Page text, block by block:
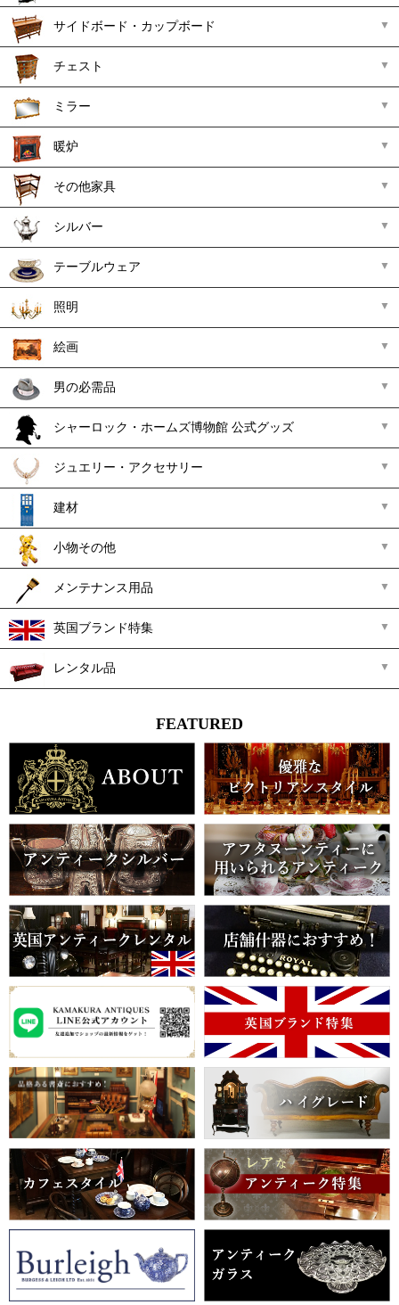
サイドボード・カップボード
チェスト
ミラー
暖炉
その他家具
シルバー
テーブルウェア
照明
絵画
男の必需品
シャーロック・ホームズ博物館 公式グッズ
ジュエリー・アクセサリー
建材
小物その他
メンテナンス用品
英国ブランド特集
レンタル品
FEATURED